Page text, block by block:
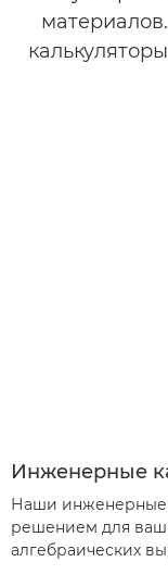
Инженерные
Наши инженерные
решением для
алгебраических